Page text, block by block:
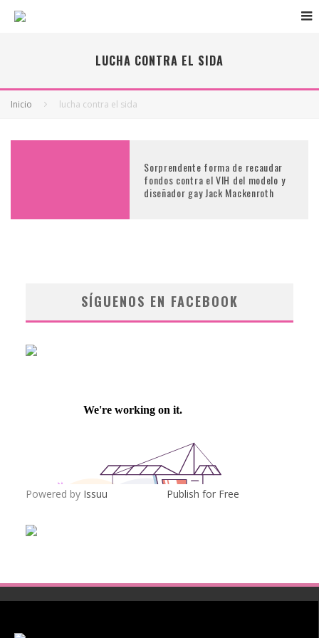
LUCHA CONTRA EL SIDA
Inicio lucha contra el sida
Sorprendente forma de recaudar
fondos contra el VIH del modelo y
diseñador gay Jack Mackenroth
SÍGUENOS EN FACEBOOK
Powered by Issuu Publish for Free